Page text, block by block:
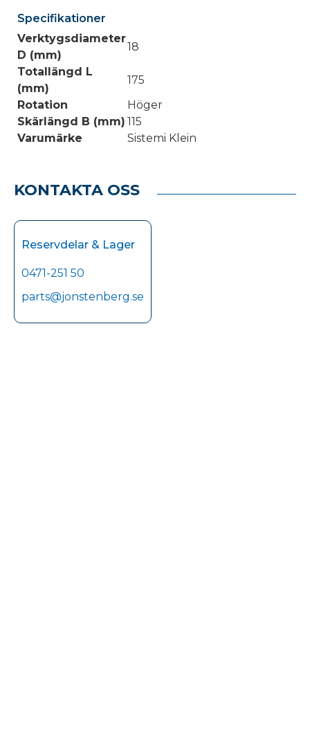
Specifikationer
Verktygsdiameter
D (mm)
18
Totallängd L
(mm)
175
Rotation
Höger
Skärlängd B (mm) 115
Varumärke
Sistemi Klein
KONTAKTA OSS
Reservdelar & Lager
0471-251 50
parts@jonstenberg.se